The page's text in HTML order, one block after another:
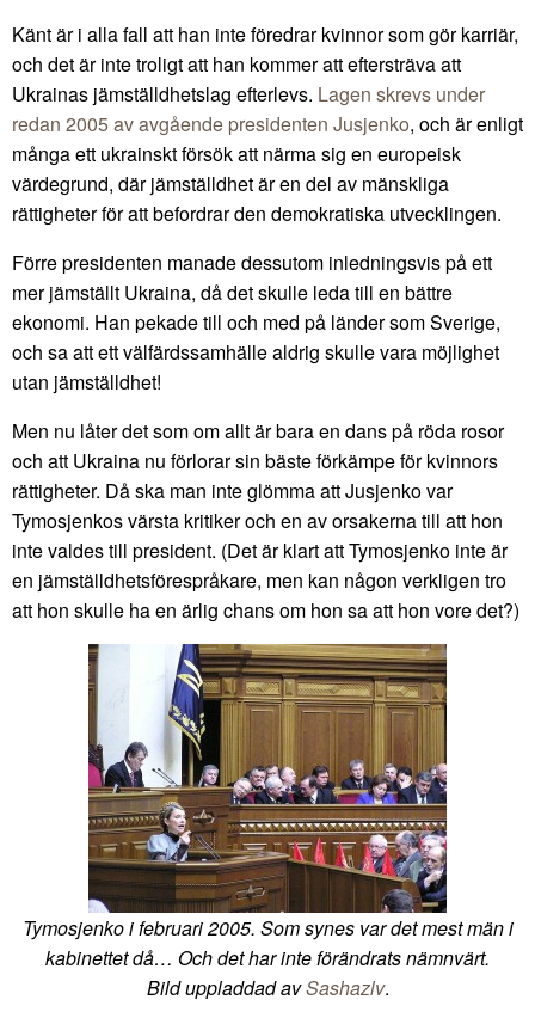
Känt är i alla fall att han inte föredrar kvinnor som gör karriär,
och det är inte troligt att han kommer att eftersträva att
Ukrainas jämställdhetslag efterlevs. Lagen skrevs under
redan 2005 av avgående presidenten Jusjenko, och är enligt
många ett ukrainskt försök att närma sig en europeisk
värdegrund, där jämställdhet är en del av mänskliga
rättigheter för att befordrar den demokratiska utvecklingen.
Förre presidenten manade dessutom inledningsvis på ett
mer jämställt Ukraina, då det skulle leda till en bättre
ekonomi. Han pekade till och med på länder som Sverige,
och sa att ett välfärdssamhälle aldrig skulle vara möjlighet
utan jämställdhet!
Men nu låter det som om allt är bara en dans på röda rosor
och att Ukraina nu förlorar sin bäste förkämpe för kvinnors
rättigheter. Då ska man inte glömma att Jusjenko var
Tymosjenkos värsta kritiker och en av orsakerna till att hon
inte valdes till president. (Det är klart att Tymosjenko inte är
en jämställdhetsförespråkare, men kan någon verkligen tro
att hon skulle ha en ärlig chans om hon sa att hon vore det?)
Tymosjenko i februari 2005. Som synes var det mest män i
kabinettet då… Och det har inte förändrats nämnvärt.
Bild uppladdad avSashazlv.